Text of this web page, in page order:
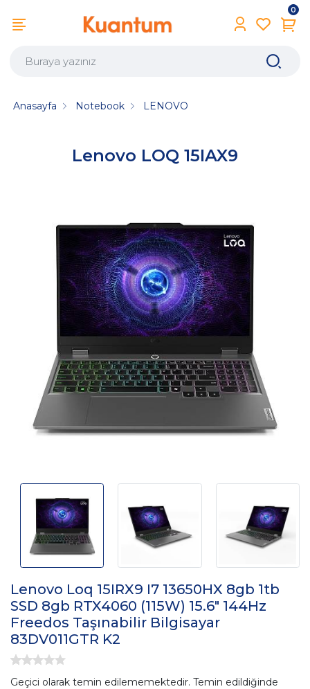
0
Lenovo LOQ 15IAX9
Anasayfa Notebook LENOVO
Lenovo Loq 15IRX9 I7 13650HX 8gb 1tb
SSD 8gb RTX4060 (115W) 15.6" 144Hz
Freedos Taşınabilir Bilgisayar
83DV011GTR K2
Geçici olarak temin edilememektedir. Temin edildiğinde